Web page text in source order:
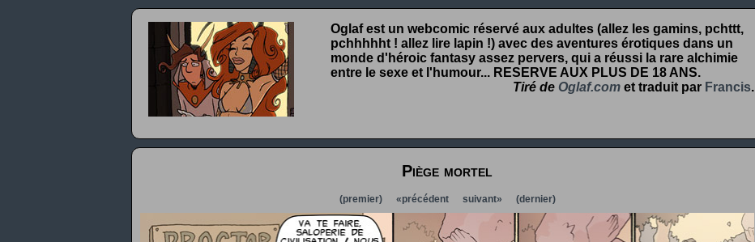
Oglaf est un webcomic réservé aux adultes (allez les gamins, pchttt,
pchhhhht ! allez lire lapin !) avec des aventures érotiques dans un
monde d'héroic fantasy assez pervers, qui a réussi la rare alchimie
entre le sexe et l'humour... RESERVE AUX PLUS DE 18 ANS.
Tiré de Oglaf.com et traduit par Francis.
Piège mortel
(premier) «précédent suivant» (dernier)